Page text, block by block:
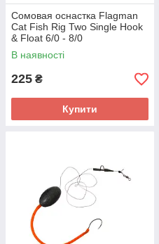
Сомовая оснастка Flagman
Cat Fish Rig Two Single Hook
& Float 6/0 - 8/0
В наявності
225 ₴
Купити